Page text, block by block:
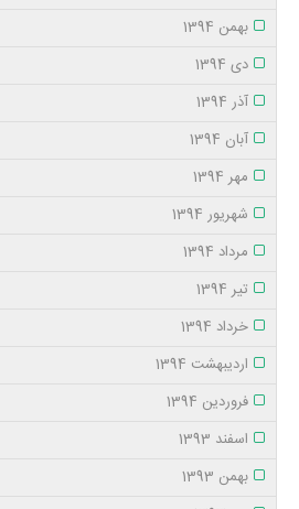
بهمن 1394
دی 1394
آذر 1394
آبان 1394
مهر 1394
شهریور 1394
مرداد 1394
تیر 1394
خرداد 1394
اردیبهشت 1394
فروردین 1394
اسفند 1393
بهمن 1393